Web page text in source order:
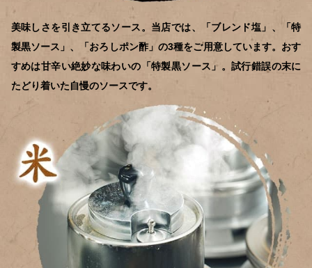
美味しさを引き立てるソース。当店では、「ブレンド塩」、「特
製黒ソース」、「おろしポン酢」の3種をご用意しています。おす
すめは甘辛い絶妙な味わいの「特製黒ソース」。試行錯誤の末に
たどり着いた自慢のソースです。